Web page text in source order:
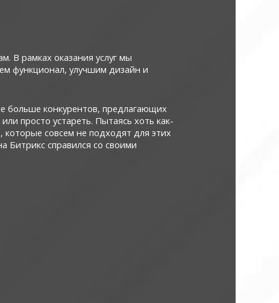
В рамках оказания услуг мы
функционал, улучшим дизайн и
больше конкурентов, предлагающих
просто устареть. Пытаясь хоть как-
которые совсем не подходят для этих
Битрикс справился со своими